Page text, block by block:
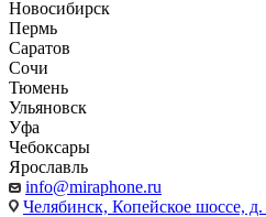
Новосибирск
Пермь
Саратов
Сочи
Тюмень
Ульяновск
Уфа
Чебоксары
Ярославль
info@miraphone.ru
Челябинск, Копейское шоссе,